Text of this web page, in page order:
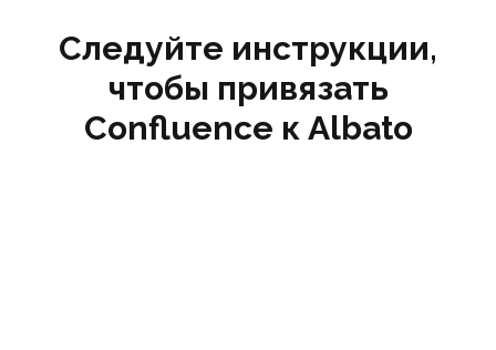
Следуйте инструкции,
чтобы привязать
Confluence к Albato